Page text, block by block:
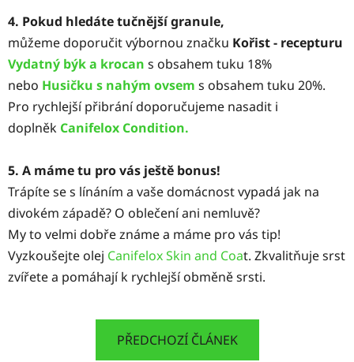
4. Pokud hledáte tučnější granule,
můžeme doporučit výbornou značku Kořist - recepturu
Vydatný býk a krocan s obsahem tuku 18%
nebo Husičku s nahým ovsem s obsahem tuku 20%.
Pro rychlejší přibrání doporučujeme nasadit i
doplněk Canifelox Condition.
5. A máme tu pro vás ještě bonus!
Trápíte se s línáním a vaše domácnost vypadá jak na
divokém západě? O oblečení ani nemluvě?
My to velmi dobře známe a máme pro vás tip!
Vyzkoušejte olej Canifelox Skin and Coat. Zkvalitňuje srst
zvířete a pomáhají k rychlejší obměně srsti.
PŘEDCHOZÍ ČLÁNEK